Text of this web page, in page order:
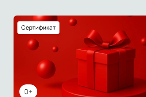
0+
Сертификат